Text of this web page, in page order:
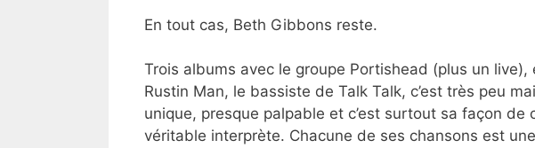
En tout cas, Beth Gibbons reste.
Trois albums avec le groupe Portishead (plus un
Rustin Man, le bassiste de Talk Talk, c’est très peu
unique, presque palpable et c’est surtout sa façon
véritable interprète. Chacune de ses chansons est